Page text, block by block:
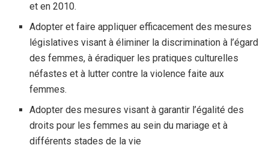
et en 2010.
Adopter et faire appliquer efficacement des mesures
législatives visant à éliminer la discrimination à l’égard
des femmes, à éradiquer les pratiques culturelles
néfastes et à lutter contre la violence faite aux
femmes.
Adopter des mesures visant à garantir l’égalité des
droits pour les femmes au sein du mariage et à
différents stades de la vie